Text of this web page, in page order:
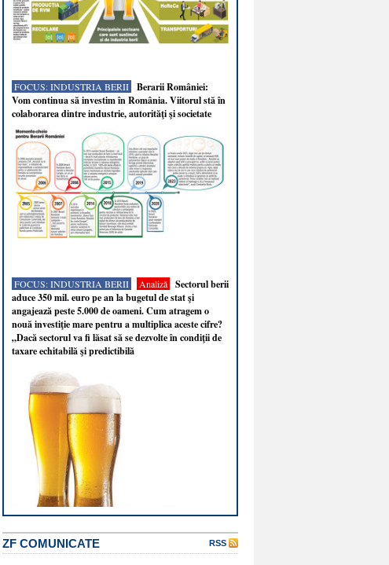
FOCUS: INDUSTRIA BERII
Berarii României:
Vom continua să investim în România. Viitorul stă în
colaborarea dintre industrie, autorităţi şi societate
FOCUS: INDUSTRIA BERII Analiză
Sectorul berii
aduce 350 mil. euro pe an la bugetul de stat şi
angajează peste 5.000 de oameni. Cum atragem o
nouă investiţie mare pentru a multiplica aceste cifre?
„Dacă sectorul va fi lăsat să se dezvolte în condiţii de
taxare echitabilă şi predictibilă
ZF COMUNICATE RSS